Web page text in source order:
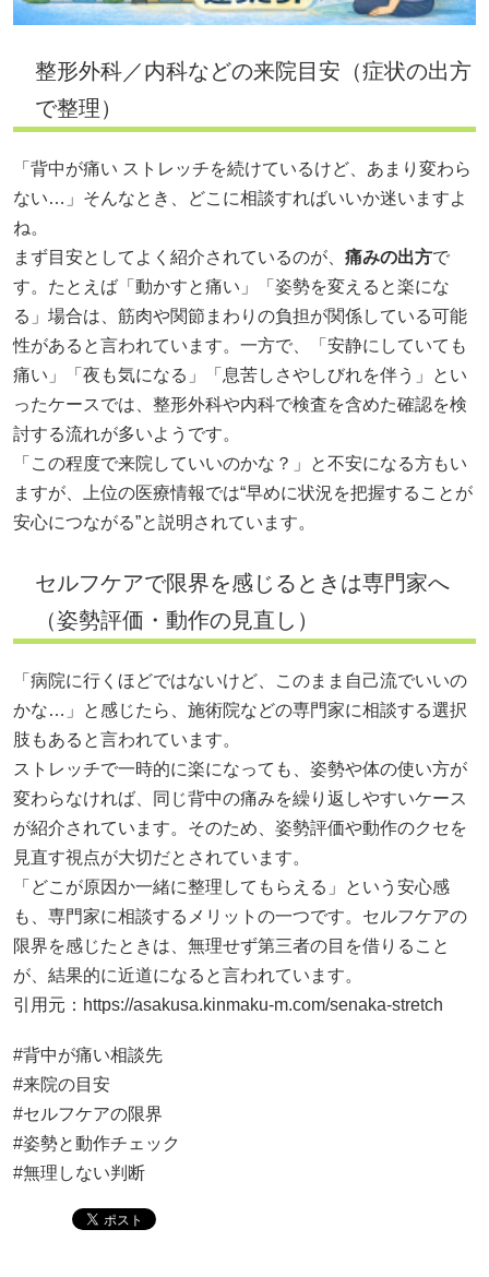
整形外科／内科などの来院目安（症状の出方
で整理）
「背中が痛い ストレッチを続けているけど、あまり変わら
ない…」そんなとき、どこに相談すればいいか迷いますよ
ね。
まず目安としてよく紹介されているのが、 痛みの出方で
す。たとえば「動かすと痛い」「姿勢を変えると楽にな
る」場合は、筋肉や関節まわりの負担が関係している可能
性があると言われています。一方で、「安静にしていても
痛い」「夜も気になる」「息苦しさやしびれを伴う」とい
ったケースでは、整形外科や内科で検査を含めた確認を検
討する流れが多いようです。
「この程度で来院していいのかな？」と不安になる方もい
ますが、上位の医療情報では“早めに状況を把握することが
安心につながる”と説明されています。
セルフケアで限界を感じるときは専門家へ
（姿勢評価・動作の見直し）
「病院に行くほどではないけど、このまま自己流でいいの
かな…」と感じたら、施術院などの専門家に相談する選択
肢もあると言われています。
ストレッチで一時的に楽になっても、姿勢や体の使い方が
変わらなければ、同じ背中の痛みを繰り返しやすいケース
が紹介されています。そのため、姿勢評価や動作のクセを
見直す視点が大切だとされています。
「どこが原因か一緒に整理してもらえる」という安心感
も、専門家に相談するメリットの一つです。セルフケアの
限界を感じたときは、無理せず第三者の目を借りること
が、結果的に近道になると言われています。
引用元： https://asakusa.kinmaku-m.com/senaka-stretch
#背中が痛い相談先
#来院の目安
#セルフケアの限界
#姿勢と動作チェック
#無理しない判断